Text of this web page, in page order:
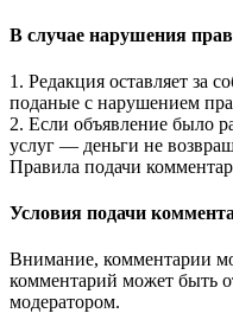
В случае нарушения
1. Редакция оставляет за
поданые с нарушением
2. Если объявление было
услуг — деньги не
Правила подачи
Условия подачи
Внимание, комментарии
комментарий может быть
модератором.